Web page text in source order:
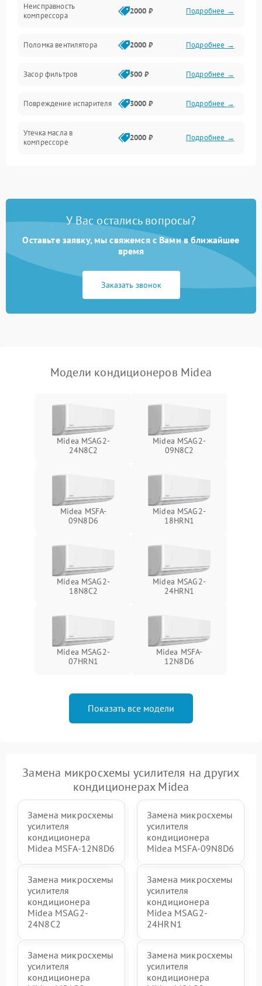
Электропитание
Неисправность
компрессора
2000 ₽ Подробнее →
Поломка вентилятора 2000 ₽ Подробнее →
Засор фильтров 500 ₽ Подробнее →
Повреждение испарителя 3000 ₽ Подробнее →
Утечка масла в
компрессоре
2000 ₽ Подробнее →
четырехходового клапана
Подробнее →
вентилятора
1500 ₽ Подробнее →
1000 ₽ Подробнее →
У Вас остались вопросы?
Оставьте заявку, мы свяжемся с Вами в ближайшее
время
Заказать звонок
Модели кондиционеров Midea
Midea MSAG2-
24N8C2
Midea MSAG2-
09N8C2
Midea MSFA-
09N8D6
Midea MSAG2-
18HRN1
Midea MSAG2-
18N8C2
Midea MSAG2-
24HRN1
Midea MSAG2-
07HRN1
Midea MSFA-
12N8D6
Показать все модели
Замена микросхемы усилителя на других
кондиционерах Midea
Замена микросхемы
усилителя
кондиционера
Midea MSFA-12N8D6
Замена микросхемы
усилителя
кондиционера
Midea MSFA-09N8D6
Замена микросхемы
усилителя
кондиционера
Midea MSAG2-
24N8C2
Замена микросхемы
усилителя
кондиционера
Midea MSAG2-
24HRN1
Замена микросхемы
усилителя
кондиционера
Замена микросхемы
усилителя
кондиционера